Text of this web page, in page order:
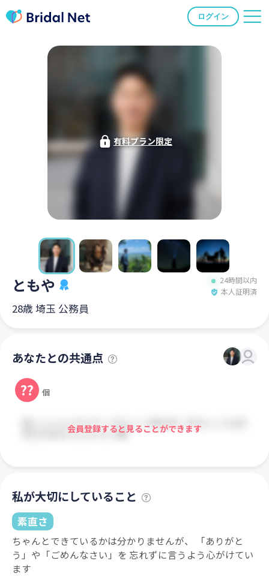
ログイン
有料プラン限定
ともや
24時間以内
本人証明済
28歳 埼玉 公務員
あなたとの共通点
?? 個
会員登録すると見ることができます
私が大切にしていること
素直さ
ちゃんとできているかは分かりませんが、 「ありがと
う」や「ごめんなさい」を 忘れずに言うよう心がけてい
ます